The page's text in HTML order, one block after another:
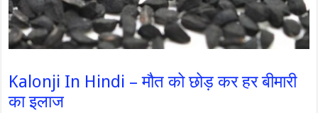
Kalonji In Hindi – मौत को छोड़ कर हर बीमारी
का इलाज